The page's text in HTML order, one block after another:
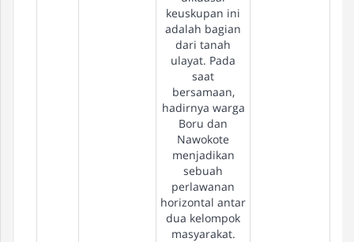
keuskupan ini
adalah bagian
dari tanah
ulayat. Pada
saat
bersamaan,
hadirnya warga
Boru dan
Nawokote
menjadikan
sebuah
perlawanan
horizontal antar
dua kelompok
masyarakat.